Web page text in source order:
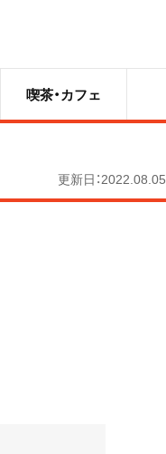
喫茶・カフェ
更新日：2022.08.05